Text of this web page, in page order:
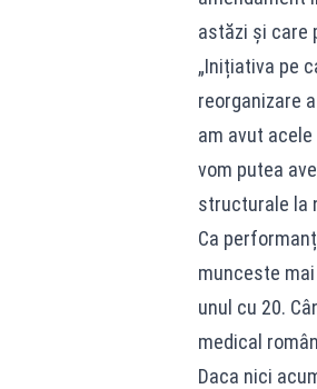
astăzi și care
„Inițiativa pe
reorganizare
am avut
vom putea
structurale la
Ca
munceste
unul cu 20.
medical
Daca nici